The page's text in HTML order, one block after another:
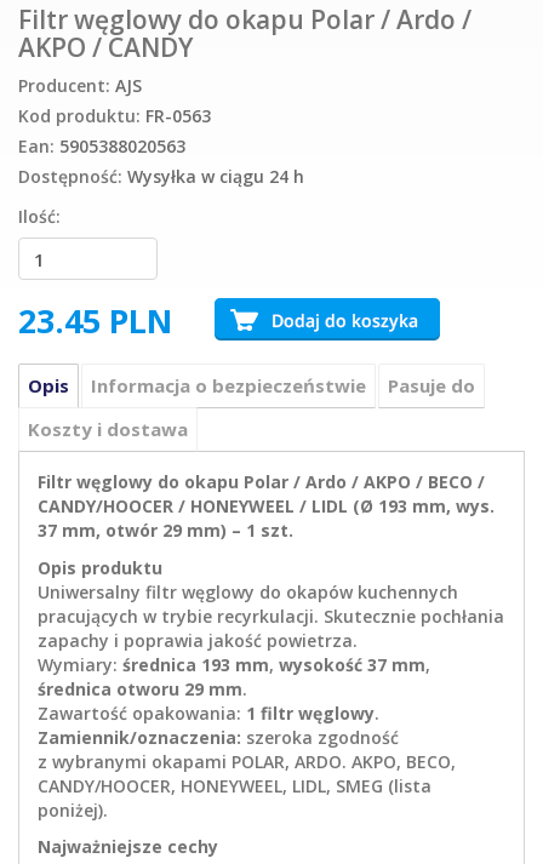
Filtr węglowy do okapu Polar / Ardo /
AKPO / CANDY
Producent: AJS
Kod produktu: FR-0563
Ean: 5905388020563
Dostępność: Wysyłka w ciągu 24 h
Ilość:
23.45 PLN
Opis Informacja o bezpieczeństwie
Pasuje do
Koszty i dostawa
Filtr węglowy do okapu Polar / Ardo / AKPO / BECO /
CANDY/HOOCER / HONEYWEEL / LIDL (Ø 193 mm, wys.
37 mm, otwór 29 mm) – 1 szt.
Opis produktu
Uniwersalny filtr węglowy do okapów kuchennych
pracujących w trybie recyrkulacji. Skutecznie pochłania
zapachy i poprawia jakość powietrza.
Wymiary: średnica 193 mm, wysokość 37 mm,
średnica otworu 29 mm.
Zawartość opakowania: 1 filtr węglowy.
Zamiennik/oznaczenia: szeroka zgodność
z wybranymi okapami POLAR, ARDO. AKPO, BECO,
CANDY/HOOCER, HONEYWEEL, LIDL, SMEG (lista
poniżej).
Najważniejsze cechy